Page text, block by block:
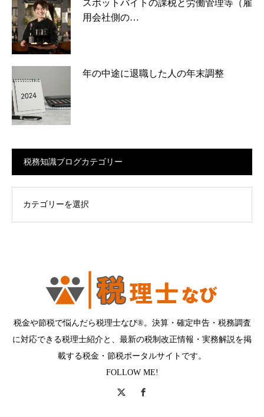
スポットバイトの課税と労働管理等（雇
用会社側の…
年の中途に退職した人の年末調整
税務知識ブログカテゴリー
税金や節税で悩んだら税理士なび®。決算・確定申告・税務調査
に対応できる税理士紹介と、最新の税制改正情報・実務解説を掲
載する税金・節税ポータルサイトです。
FOLLOW ME!